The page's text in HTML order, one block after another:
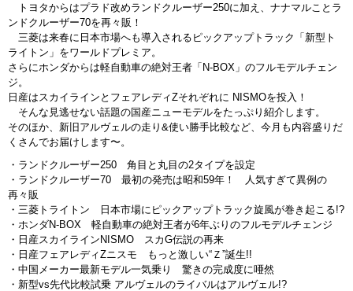
トヨタからはプラド改めランドクルーザー250に加え、ナナマルことラ
ンドクルーザー70を再々販！
三菱は来春に日本市場へも導入されるピックアップトラック「新型ト
ライトン」をワールドプレミア。
さらにホンダからは軽自動車の絶対王者「N-BOX」のフルモデルチェン
ジ。
日産はスカイラインとフェアレディZそれぞれに NISMOを投入！
そんな見逃せない話題の国産ニューモデルをたっぷり紹介します。
そのほか、新旧アルヴェルの走り&使い勝手比較など、今月も内容盛りだ
くさんでお届けします〜。
・ランドクルーザー250 角目と丸目の2タイプを設定
・ランドクルーザー70 最初の発売は昭和59年！ 人気すぎて異例の
再々販
・三菱トライトン 日本市場にピックアップトラック旋風が巻き起こる!?
・ホンダN-BOX 軽自動車の絶対王者が6年ぶりのフルモデルチェンジ
・日産スカイラインNISMO スカG伝説の再来
・日産フェアレディZニスモ もっと激しい“Ｚ”誕生!!
・中国メーカー最新モデル一気乗り 驚きの完成度に唖然
・新型vs先代比較試乗 アルヴェルのライバルはアルヴェル!?